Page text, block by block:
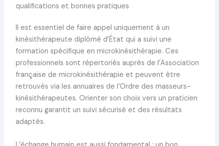
qualifications et bonnes pratiques
Il est essentiel de faire appel uniquement à un
kinésithérapeute diplômé d’État qui a suivi une
formation spécifique en microkinésithérapie. Ces
professionnels sont répertoriés auprès de l’Association
française de microkinésithérapie et peuvent être
retrouvés via les annuaires de l’Ordre des masseurs-
kinésithérapeutes. Orienter son choix vers un praticien
reconnu garantit un suivi sécurisé et des résultats
adaptés.